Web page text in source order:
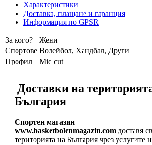
Характеристики
Доставка, плащане и гаранция
Информация по GPSR
За кого?
Жени
Спортове Волейбол, Хандбал, Други
Профил
Mid cut
Доставки на
България
Спортен магазин
www.basketbolenmagazin.comдоставя
територията на България чрез услугите